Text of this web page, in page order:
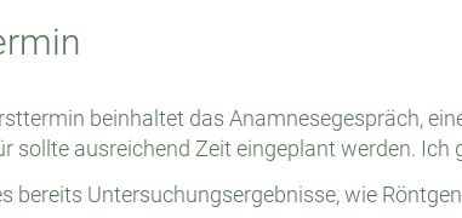
beinhaltet das Anamnesegespräch,
sollte ausreichend Zeit eingeplant werden.
bereits Untersuchungsergebnisse, wie